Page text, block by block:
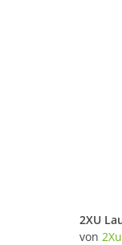
von 2Xu